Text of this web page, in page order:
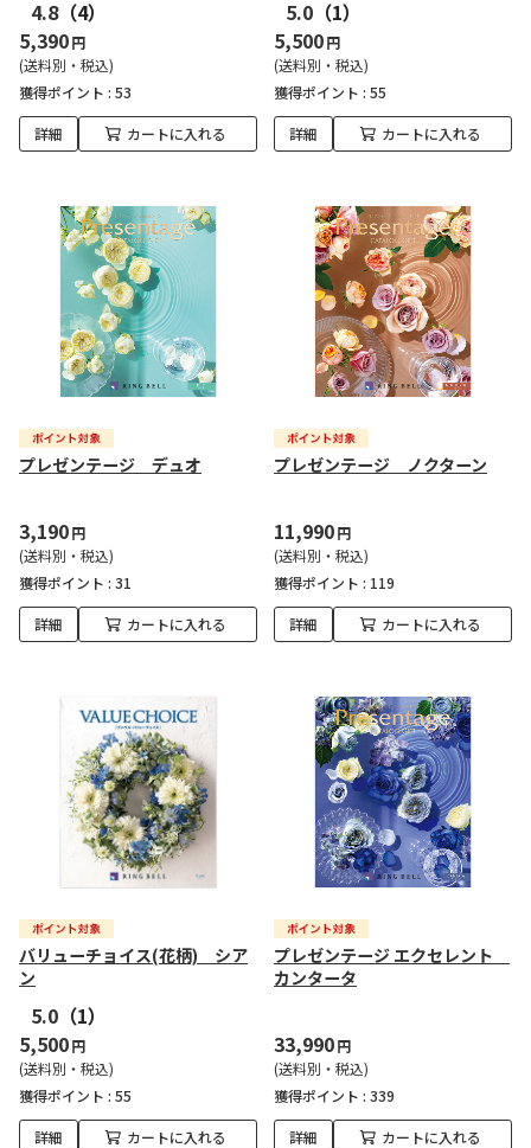
4.8（4）
5,390円
(送料別・税込)
獲得ポイント : 53
詳細 カートに入れる
5.0 （1）
5,500円
(送料別・税込)
獲得ポイント : 55
詳細 カートに入れる
プレゼンテージ デュオ
3,190円
(送料別・税込)
獲得ポイント : 31
詳細 カートに入れる
プレゼンテージ ノクターン
11,990円
(送料別・税込)
獲得ポイント : 119
詳細 カートに入れる
バリューチョイス(花柄) シア
ン
5.0 （1）
5,500円
(送料別・税込)
獲得ポイント : 55
詳細 カートに入れる
プレゼンテージ エクセレント
カンタータ
33,990円
(送料別・税込)
獲得ポイント : 339
詳細 カートに入れる